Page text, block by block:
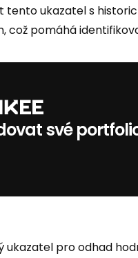
tento ukazatel s
což pomáhá
své
ukazatel pro odhad